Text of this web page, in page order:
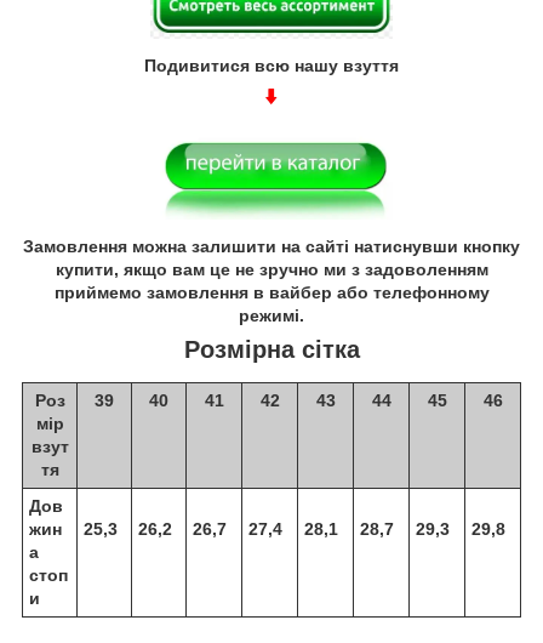
Подивитися всю нашу взуття
Замовлення можна залишити на сайті натиснувши кнопку
купити, якщо вам це не зручно ми з задоволенням
приймемо замовлення в вайбер або телефонному
режимі.
Розмірна сітка
Роз
мір
взут
тя
39 40 41 42 43 44 45 46
Дов
жин
а
стоп
и
25,3 26,2 26,7 27,4 28,1 28,7 29,3 29,8